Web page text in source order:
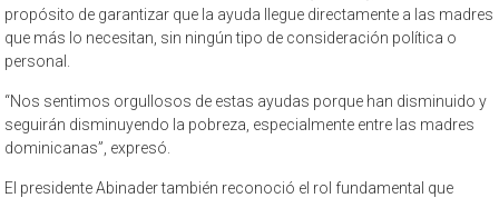
propósito de garantizar que la ayuda llegue directamente a las madres
que más lo necesitan, sin ningún tipo de consideración política o
personal.
“Nos sentimos orgullosos de estas ayudas porque han disminuido y
seguirán disminuyendo la pobreza, especialmente entre las madres
dominicanas”, expresó.
El presidente Abinader también reconoció el rol fundamental que